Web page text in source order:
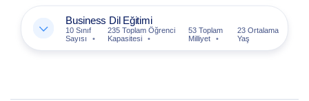
Business Dil Eğitimi
10 Sınıf
Sayısı
235 Toplam Öğrenci
Kapasitesi
53 Toplam
Milliyet
23 Ortalama
Yaş